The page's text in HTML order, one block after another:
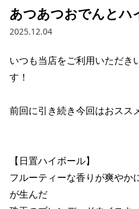
あつあつおでんとハ
2025.12.04
いつも当店をご利用いただき
す！
前回に引き続き今回はおス
【日置ハイボール】
フルーティーな香りが爽やか
が生んだ